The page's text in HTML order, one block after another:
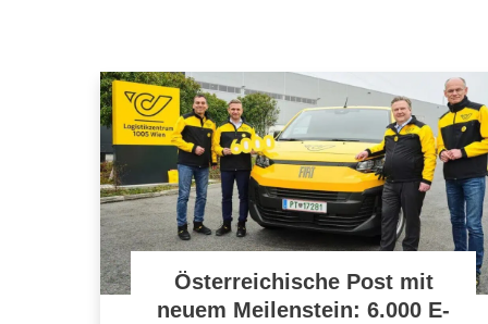
Österreichische Post mit
neuem Meilenstein: 6.000 E-